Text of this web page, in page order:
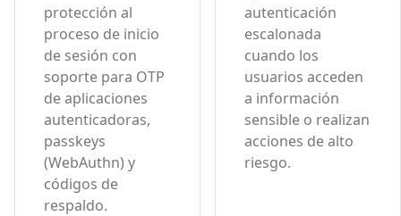
protección al
proceso de inicio
de sesión con
soporte para OTP
de aplicaciones
autenticadoras,
passkeys
(WebAuthn) y
códigos de
respaldo.
autenticación
escalonada
cuando los
usuarios acceden
a información
sensible o realizan
acciones de alto
riesgo.